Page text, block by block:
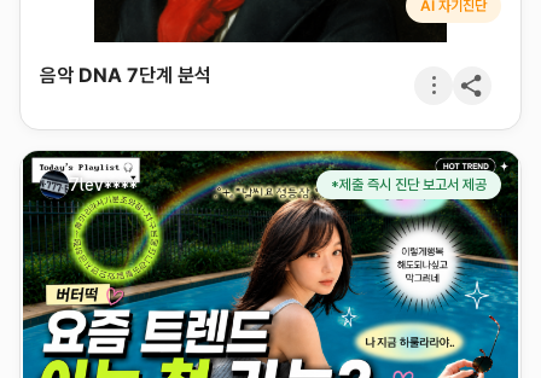
AI 자기진단
음악 DNA 7단계 분석
7lev**** *제출 즉시 진단 보고서 제공